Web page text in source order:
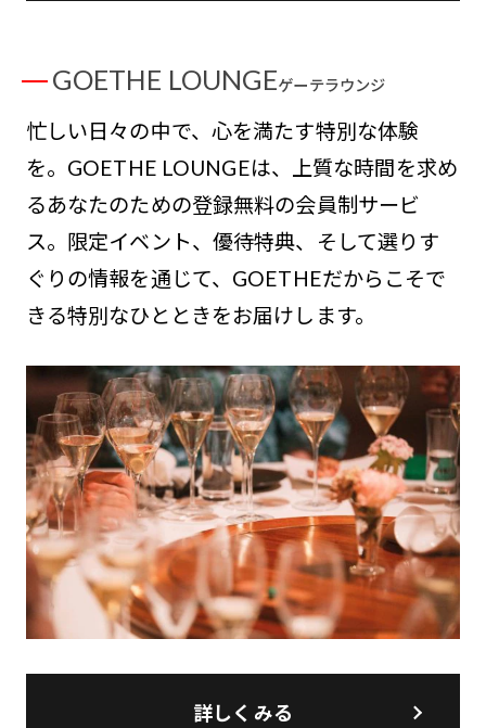
GOETHE LOUNGEゲーテラウンジ
忙しい日々の中で、心を満たす特別な体験
を。GOETHE LOUNGEは、上質な時間を求め
るあなたのための登録無料の会員制サービ
ス。限定イベント、優待特典、そして選りす
ぐりの情報を通じて、GOETHEだからこそで
きる特別なひとときをお届けします。
詳しくみる